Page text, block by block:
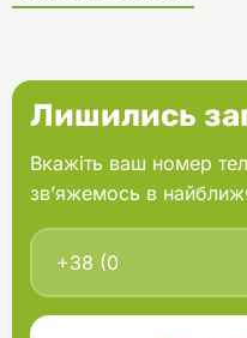
Лишились
Вкажіть ваш номер
зв’яжемось в